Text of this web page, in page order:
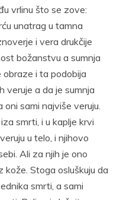
vrlinu što se zove:
unatrag u tamna
i vera drukčije
božanstvu a sumnja
obraze i ta podobija
veruje a da je sumnja
sami najviše veruju.
smrti, i u kaplje krvi
u telo, i njihovo
Ali za njih je ono
kože. Stoga osluškuju da
smrti, a sami